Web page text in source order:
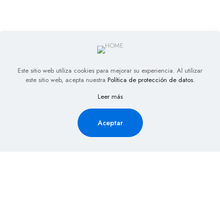
Este sitio web utiliza cookies para mejorar su experiencia. Al utilizar
este sitio web, acepta nuestra Política de protección de datos.
Leer más
Aceptar